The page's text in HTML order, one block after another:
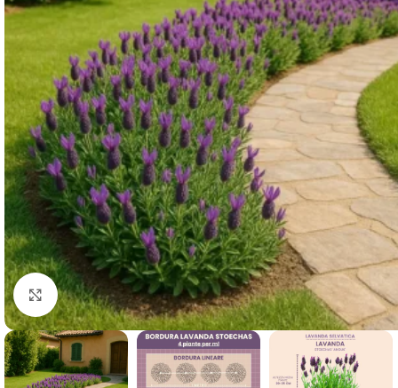
Clicca per ingrandire